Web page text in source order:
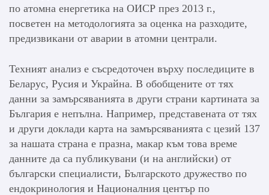
по атомна енергетика на ОИСР през 2013 г.,
посветен на методологията за оценка на разходите,
предизвикани от аварии в атомни централи.
Техният анализ е съсредоточен върху последиците в
Беларус, Русия и Украйна. В обобщените от тях
данни за замърсяванията в други страни картината за
България е непълна. Например, представената от тях
и други доклади карта на замърсяванията с цезий 137
за нашата страна е празна, макар към това време
данните да са публикувани (и на английски) от
български специалисти, Българското дружество по
ендокринология и Националния център по